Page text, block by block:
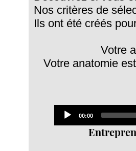
Nos critères de
Ils ont été créés
Votre
Votre anatomie
Current
00:00